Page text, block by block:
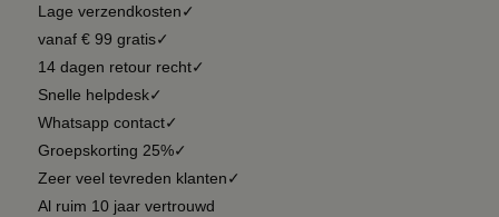
Lage verzendkosten✓
vanaf € 99 gratis✓
14 dagen retour recht✓
Snelle helpdesk✓
Whatsapp contact✓
Groepskorting 25%✓
Zeer veel tevreden klanten✓
Al ruim 10 jaar vertrouwd